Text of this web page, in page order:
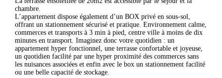
chambre.
L’appartement dispose également d’un BOX privé en sous-sol,
offrant un stationnement sécurisé et pratique. Environnement calme,
commerces et transports à 3 min à pied, centre ville à moins de dix
minutes en transport. Imaginez donc votre quotidien : un
appartement hyper fonctionnel, une terrasse confortable et joyeuse,
un quotidien facilité par une hyper proximité des commerces sans
les nuisances associées et enfin avec le box un stationnement facilité
ou une belle capacité de stockage.